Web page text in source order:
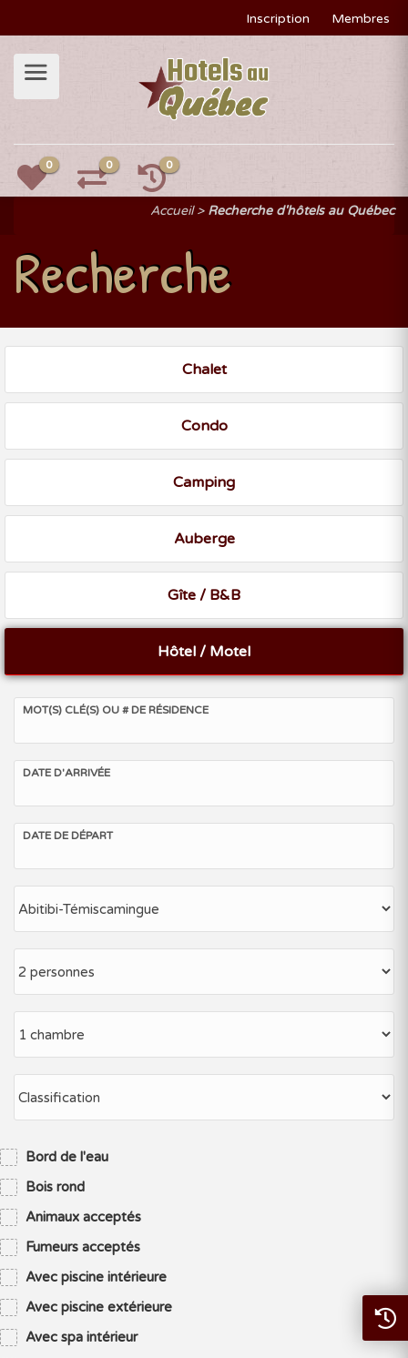
Inscription Membres
0 0 0
Accueil Recherche d'hôtels au Québec
Recherche
Chalet
Condo
Camping
Auberge
Gîte / B&B
Hôtel / Motel
MOT(S) CLÉ(S) OU # DE RÉSIDENCE
DATE D'ARRIVÉE
DATE DE DÉPART
Bord de l'eau
Bois rond
Animaux acceptés
Fumeurs acceptés
Avec piscine intérieure
Avec piscine extérieure
Avec spa intérieur